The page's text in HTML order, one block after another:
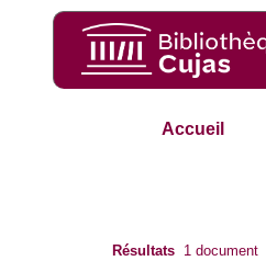
Accueil
Résultats 1 document